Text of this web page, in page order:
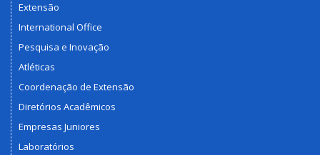
Extensão
International Office
Pesquisa e Inovação
Atléticas
Coordenação de Extensão
Diretórios Acadêmicos
Empresas Juniores
Laboratórios